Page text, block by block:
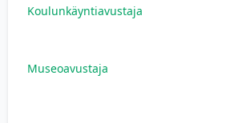
Koulunkäyntiavustaja
Museoavustaja